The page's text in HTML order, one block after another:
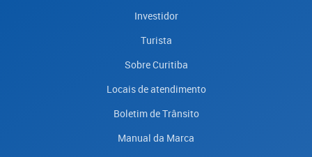
Investidor
Turista
Sobre Curitiba
Locais de atendimento
Boletim de Trânsito
Manual da Marca